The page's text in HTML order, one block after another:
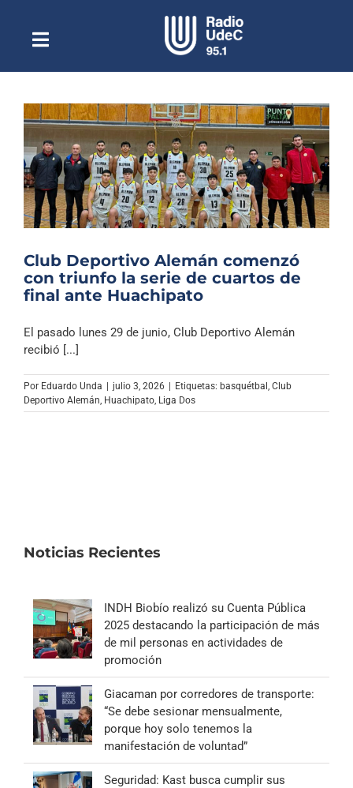
contenidoToggle
NavigationEscuchar Radio UdeC en vivo
Quiénes Somos
Programación
Podcast
Noticias
Columnas
Música Clásica
Especiales
Club Deportivo Alemán comenzó
con triunfo la serie de cuartos de
final ante Huachipato
El pasado lunes 29 de junio, Club Deportivo Alemán
recibió [...]
Por Eduardo Unda | julio 3, 2026 | Etiquetas: basquétbal Club
Deportivo Alemán Huachipato Liga Dos
Noticias Recientes
INDH Biobío realizó su Cuenta Pública
2025 destacando la participación de más
de mil personas en actividades de
promoción
Giacaman por corredores de transporte:
“Se debe sesionar mensualmente,
porque hoy solo tenemos la
manifestación de voluntad”
Seguridad: Kast busca cumplir sus